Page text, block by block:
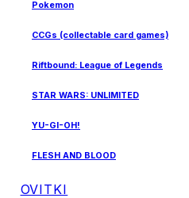
Pokemon
CCGs (collectable card games)
Riftbound: League of Legends
STAR WARS: UNLIMITED
YU-GI-OH!
FLESH AND BLOOD
OVITKI